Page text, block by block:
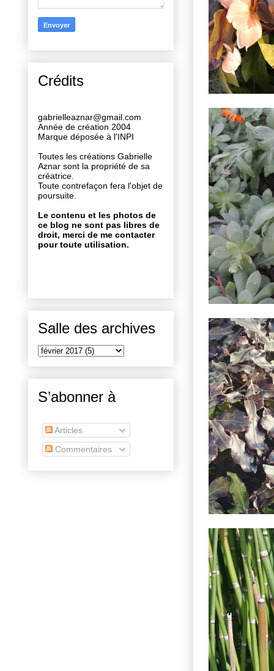
Crédits
gabrielleaznar@gmail.com
Année de création 2004
Marque déposée à l'INPI
Toutes les créations Gabrielle
Aznar sont la propriété de sa
créatrice.
Toute contrefaçon fera l'objet de
poursuite.
Le contenu et les photos de
ce blog ne sont pas libres de
droit, merci de me contacter
pour toute utilisation.
Salle des archives
S’abonner à
Articles
Commentaires